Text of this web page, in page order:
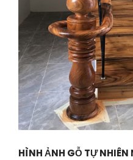
HÌNH ẢNH GỖ TỰ